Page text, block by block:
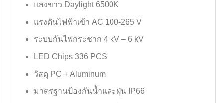
แสงขาว Daylight 6500K
แรงดันไฟฟ้าเข้า AC 100-265 V
ระบบกันไฟกระชาก 4 kV – 6 kV
LED Chips 336 PCS
วัสดุ PC + Aluminum
มาตรฐานป้องกันน้ำและฝุ่น IP66